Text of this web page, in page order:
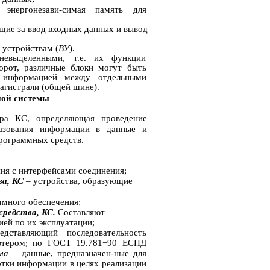
энергонезави-симаяпамять для
за ввод входных данных и вывод
устройствам (ВУ).
т.е. их функции
различные блоки могут быть
между отдельными
(общей шине).
системы
КС, определяющая проведение
информации в данные и
средств.
с интерфейсами соединения;
КС – устройства, образующие
обеспечения;
КС. Составляют
по их эксплуатации;
последовательность
по ГОСТ 19.781−90 ЕСПД
– данные, предназначен-ные для
информации в целях реализации